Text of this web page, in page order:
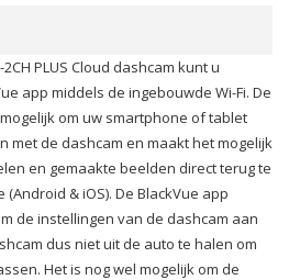
PLUS Cloud dashcam kunt u
app middels de ingebouwde Wi-Fi. De
om uw smartphone of tablet
met de dashcam en maakt het mogelijk
en gemaakte beelden direct terug te
& iOS). De BlackVue app
de instellingen van de dashcam aan
dus niet uit de auto te halen om
Het is nog wel mogelijk om de